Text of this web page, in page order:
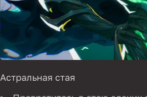
Астральная стая